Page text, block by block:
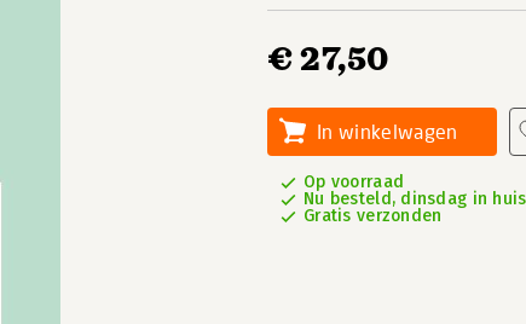
€ 27,50
In winkelwagen
Op voorraad
Nu besteld, dinsdag in huis
Gratis verzonden